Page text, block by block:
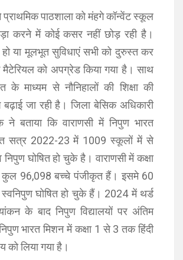
प्राथमिक पाठशाला को मंहगे कॉन्वेंट स्कूल
करने में कोई कसर नहीं छोड़ रही है।
या मूलभूत सुविधाएं सभी को दुरुस्त कर
मैटेरियल को अपग्रेड किया गया है। साथ
के माध्यम से नौनिहालों की शिक्षा की
बढ़ाई जा रही है। जिला बेसिक अधिकारी
ने बताया कि वाराणसी में निपुण भारत
सत्र 2022-23 में 1009 स्कूलों में से
घोषित हो चुके है। वाराणसी में कक्षा
96,098 बच्चे पंजीकृत हैं। इसमे 60
घोषित हो चुके हैं। 2024 में थर्ड
के बाद निपुण विद्यालयों पर अंतिम
भारत मिशन में कक्षा 1 से 3 तक हिंदी
को लिया गया है।